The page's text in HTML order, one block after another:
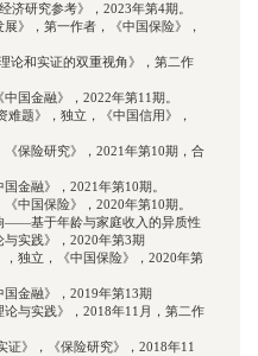
济研究参考》，2023年第4期。
》，第一作者，《中国保险》，
论和实证的双重视角》，第二作
国金融》，2022年第11期。
难题》，独立，《中国信用》，
《保险研究》，2021年第10期，合
金融》，2021年第10期。
中国保险》，2020年第10期。
——基于年龄与家庭收入的异质性
实践》，2020年第3期
，独立，《中国保险》，2020年第
国金融》，2019年第13期
论与实践》，2018年11月，第二作
证》，《保险研究》，2018年11